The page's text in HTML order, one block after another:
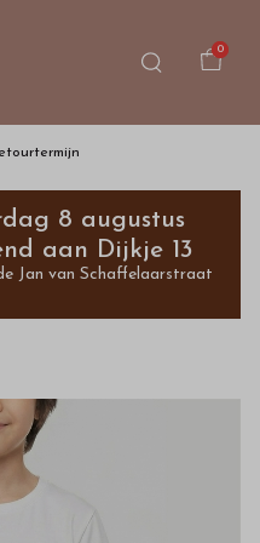
0
8 augustus
aan Dijkje 13
Jan van Schaffelaarstraat